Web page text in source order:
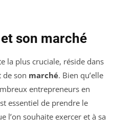
son marché
la plus cruciale, réside dans
de son marché. Bien qu’elle
entrepreneurs en
essentiel de prendre le
l’on souhaite exercer et à sa